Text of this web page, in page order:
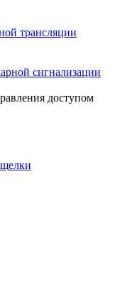
трансляции
сигнализации
доступом